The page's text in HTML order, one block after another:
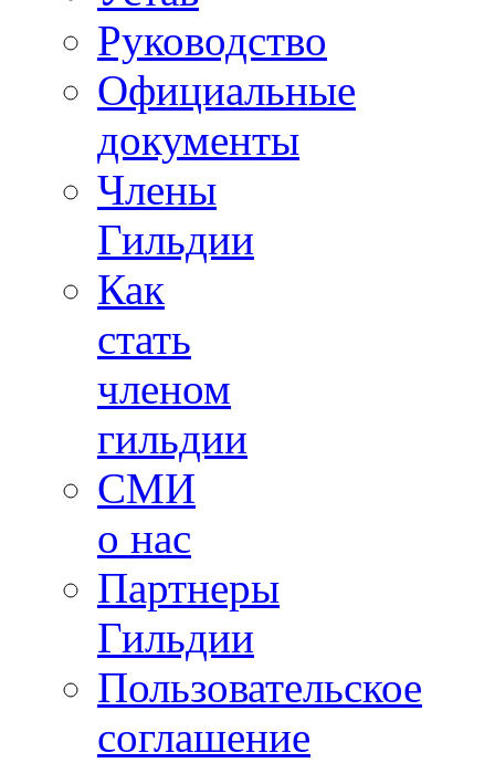
Руководство
Официальные
документы
Члены
Гильдии
Как
стать
членом
гильдии
СМИ
о нас
Партнеры
Гильдии
Пользовательское
соглашение